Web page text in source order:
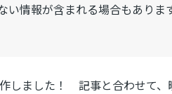
情報が含まれる場合もありま
しました！ 記事と合わせて